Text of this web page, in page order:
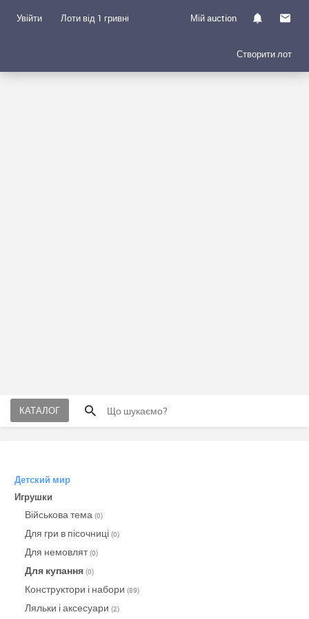
Увійти Лоти від 1 гривні Мій auction
Створити лот
КАТАЛОГ
Детский мир
Игрушки
Військова тема (0)
Для гри в пісочниці (0)
Для немовлят(0)
Для купання (0)
Конструктори і набори (89)
Ляльки і аксесуари (2)